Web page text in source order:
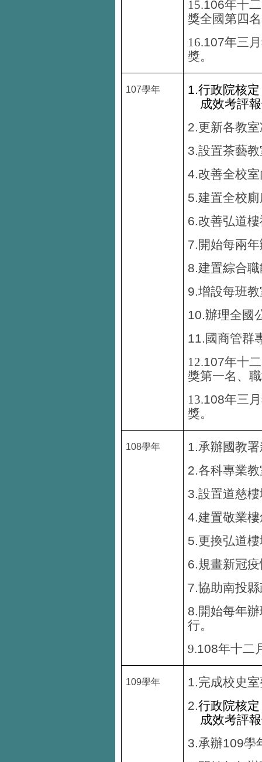
15.106年十
獎全國第四
16.107年三月
獎。
107學年 1.行政院核
成效考評
2.更新各教
3.設置茶藝
4.改善全校
5.建置全校
6.改善弘道
7.開始每兩
8.建置綜合
9.增設每班
10.辦理全國
11. 國商管群
12.107年十
獎第一名、
13.108年三
獎。
108學年 1.承辦國教
2.各科專業
3.設置道慈
4.建置敬業
5.更換弘道
6.規畫新冠
7.協助南投
8.開始每年
行。
9.108年十二
109學年 1.完成校史
2.行政院核
成效考評
3.承辦109學